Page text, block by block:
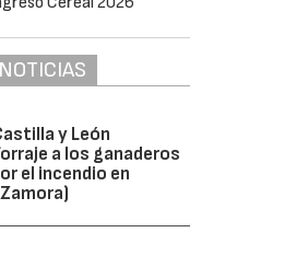
y León
a los ganaderos
el incendio en